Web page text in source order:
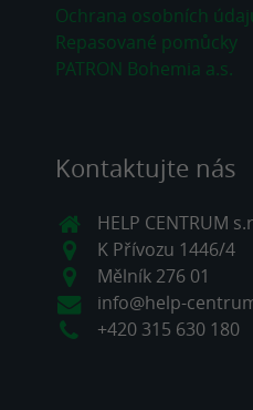
Ochrana osobních
Repasované pomůcky
PATRON Bohemia a.s.
Kontaktujte nás
HELP CENTRUM
K Přívozu 1446/4
Mělník 276 01
info@help-
+420 315 630 180